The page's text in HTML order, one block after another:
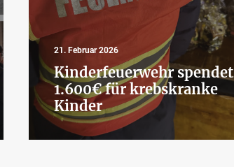
21. Februar 2026
Kinderfeuerwehr spendet
1.600€ für krebskranke
Kinder